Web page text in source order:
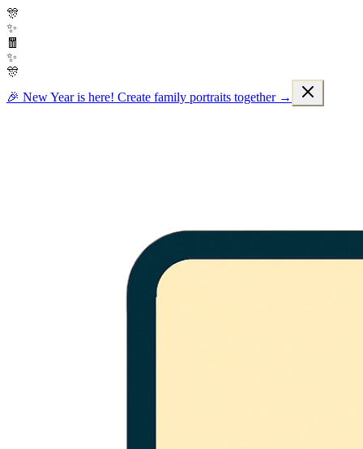
🎊
✨
🧧
✨
🎊
🎉 New Year is here! Create family portraits together →